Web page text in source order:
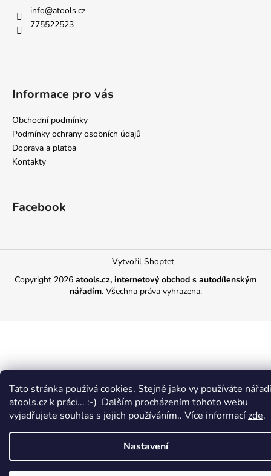
Tato stránka používá cookies. Stejně jako vy používáte
atools.cz k práci... :-) Dalším procházením tohoto webu
vyjadřujete souhlas s jejich používáním.. Více informacízde.
Nastavení
info@atools.cz
775522523
Informace pro vás
Obchodní podmínky
Podmínky ochrany osobních údajů
Doprava a platba
Kontakty
Facebook
Vytvořil Shoptet
Copyright 2026 atools.cz, internetový obchod s autodílenským
nářadím. Všechna práva vyhrazena.